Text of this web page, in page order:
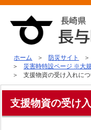
ホーム 防災サイト
災害時特設ページ ※大
支援物資の受け入れに
支援物資の受け